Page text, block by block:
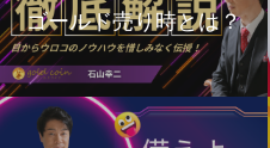
ゴールド売り時とは？